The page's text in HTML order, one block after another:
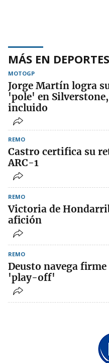
MÁS EN DEPORTES
MOTOGP
Jorge Martín logra
'pole' en
incluido
REMO
Castro certifica su
ARC-1
REMO
Victoria de
afición
REMO
Deusto navega firme
'play-off'